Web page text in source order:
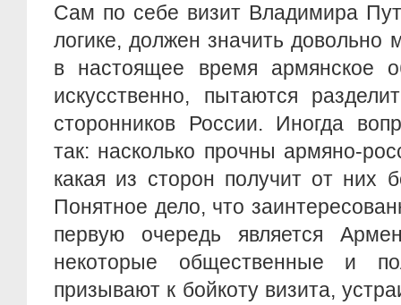
Сам по себе визит Владимира
логике, должен значить довольно
в настоящее время армянское
искусственно, пытаются
сторонников России. Иногда
так: насколько прочны армяно-
какая из сторон получит от них
Понятное дело, что
первую очередь является
некоторые общественные и
призывают к бойкоту визита,